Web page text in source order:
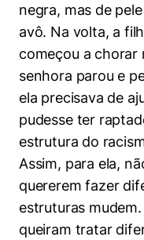
negra, mas de
avô. Na volta, a
começou a chorar
senhora parou e
ela precisava de
pudesse ter
estrutura do
Assim, para ela,
quererem fazer
estruturas
queiram tratar